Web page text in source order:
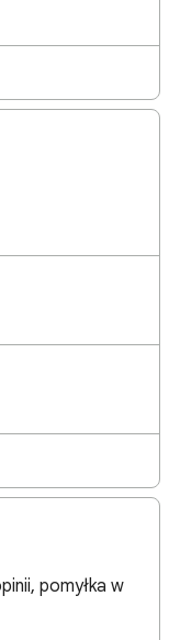
pomyłka w